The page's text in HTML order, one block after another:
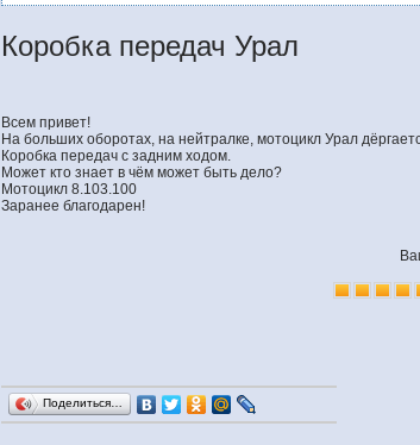
Коробка передач Урал
Всем привет!
На больших оборотах, на нейтралке, мотоцикл Урал
Коробка передач с задним ходом.
Может кто знает в чём может быть дело?
Мотоцикл 8.103.100
Заранее благодарен!
Поделиться…